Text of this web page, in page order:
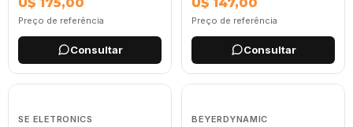
Preço de referência
Consultar
Preço de referência
Consultar
SE ELETRONICS BEYERDYNAMIC